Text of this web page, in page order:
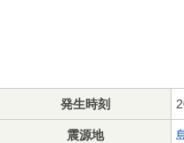
発生時刻
震源地